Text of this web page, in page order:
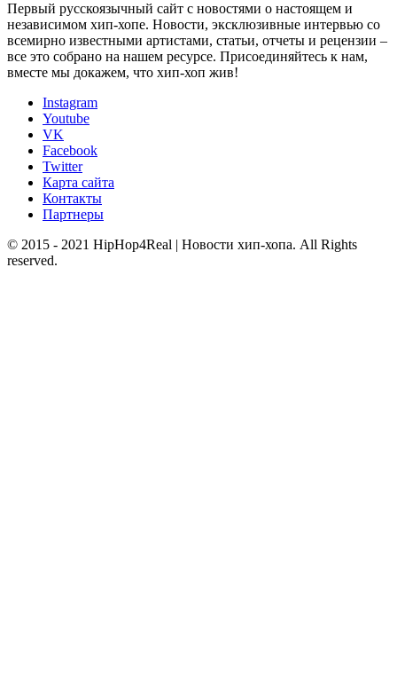
Первый русскоязычный сайт с новостями о настоящем и
независимом хип-хопе. Новости, эксклюзивные интервью со
всемирно известными артистами, статьи, отчеты и рецензии –
все это собрано на нашем ресурсе. Присоединяйтесь к нам,
вместе мы докажем, что хип-хоп жив!
Instagram
Youtube
VK
Facebook
Twitter
Карта сайта
Контакты
Партнеры
© 2015 - 2021 HipHop4Real | Новости хип-хопа. All Rights
reserved.